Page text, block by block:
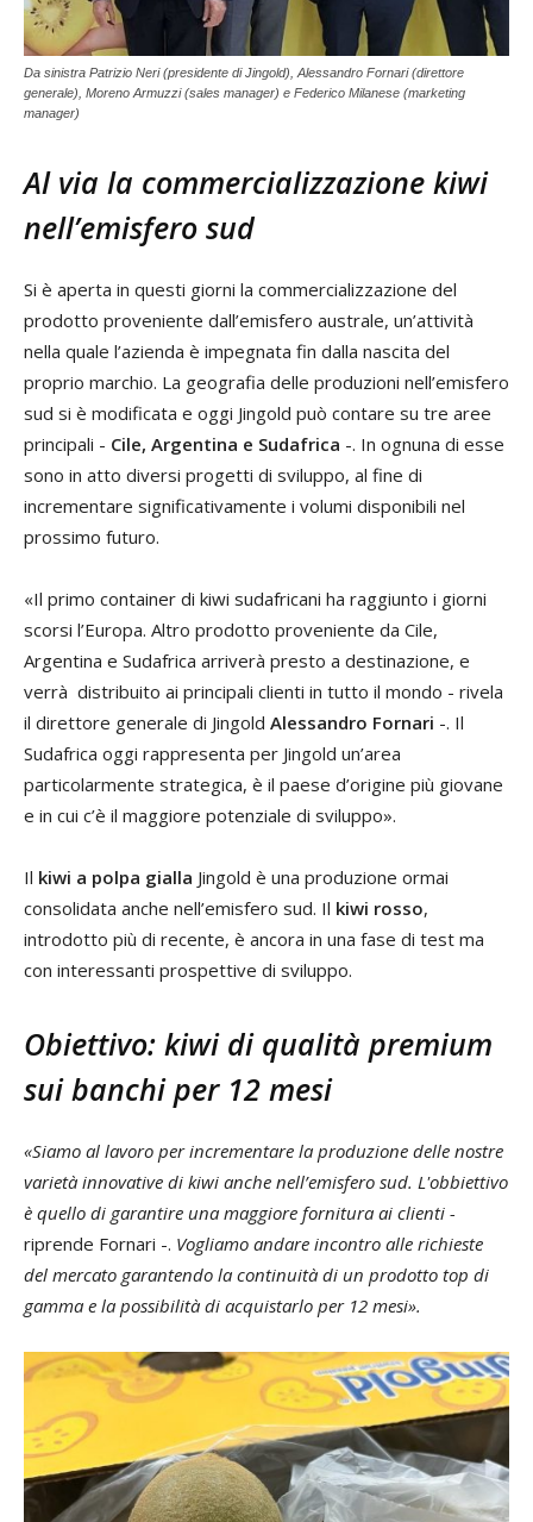
Da sinistra Patrizio Neri (presidente di Jingold), Alessandro Fornari (direttore
generale), Moreno Armuzzi (sales manager) e Federico Milanese (marketing
manager)
Al via la commercializzazione kiwi
nell’emisfero sud
Si è aperta in questi giorni la commercializzazione del
prodotto proveniente dall’emisfero australe, un’attività
nella quale l’azienda è impegnata fin dalla nascita del
proprio marchio. La geografia delle produzioni nell’emisfero
sud si è modificata e oggi Jingold può contare su tre aree
principali - Cile, Argentina e Sudafrica -. In ognuna di esse
sono in atto diversi progetti di sviluppo, al fine di
incrementare significativamente i volumi disponibili nel
prossimo futuro.
«Il primo container di kiwi sudafricani ha raggiunto i giorni
scorsi l’Europa. Altro prodotto proveniente da Cile,
Argentina e Sudafrica arriverà presto a destinazione, e
verrà distribuito ai principali clienti in tutto il mondo - rivela
il direttore generale di Jingold Alessandro Fornari -. Il
Sudafrica oggi rappresenta per Jingold un’area
particolarmente strategica, è il paese d’origine più giovane
e in cui c’è il maggiore potenziale di sviluppo».
Il kiwi a polpa gialla Jingold è una produzione ormai
consolidata anche nell’emisfero sud. Il kiwi rosso,
introdotto più di recente, è ancora in una fase di test ma
con interessanti prospettive di sviluppo.
Obiettivo: kiwi di qualità premium
sui banchi per 12 mesi
«Siamo al lavoro per incrementare la produzione delle nostre
varietà innovative di kiwi anche nell’emisfero sud. L'obbiettivo
è quello di garantire una maggiore fornitura ai clienti -
riprende Fornari -. Vogliamo andare incontro alle richieste
del mercato garantendo la continuità di un prodotto top di
gamma e la possibilità di acquistarlo per 12 mesi».